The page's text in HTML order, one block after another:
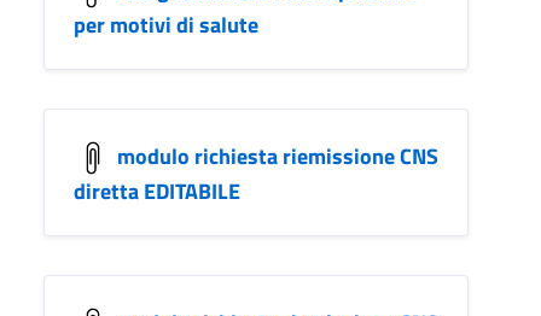
per motivi di salute
modulo richiesta riemissione CNS
diretta EDITABILE